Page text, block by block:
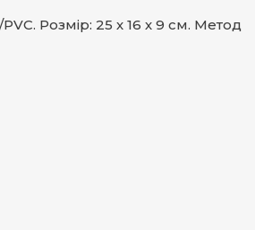
Розмір: 25 х 16 х 9 см. Метод